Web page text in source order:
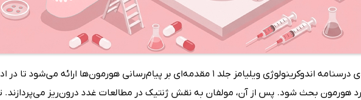
در فصل بعدی درسنامه اندوکرینولوژی ویلیامز جلد 1 مقدمه‌ای بر پیام‌رسانی هورمون‌ها
هورمون بحث شود. پس از آن، مولفان به نقش ژنتیک در مطالعات غدد درون‌ریز می‌پردازند.